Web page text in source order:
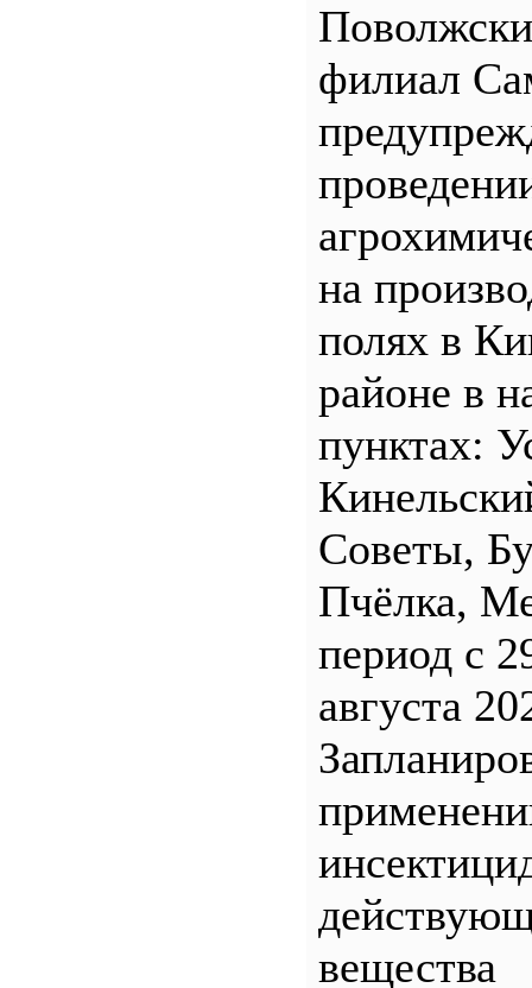
филиал
на
полях в
районе в
пунктах:
Советы,
Пчёлка,
период с
августа
вещества